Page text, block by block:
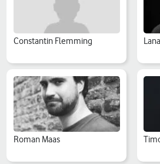
Constantin Flemming
Roman Maas